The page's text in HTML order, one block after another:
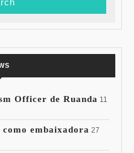
Officer de Ruanda 11
embaixadora 27